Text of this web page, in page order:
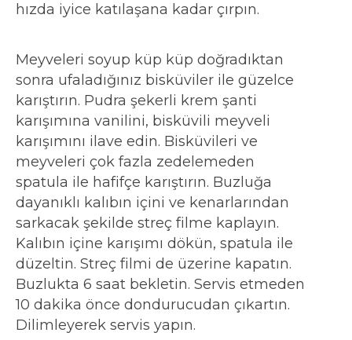
hızda iyice katılaşana kadar çırpın.
Meyveleri soyup küp küp doğradıktan
sonra ufaladığınız bisküviler ile güzelce
karıştırın. Pudra şekerli krem şanti
karışımına vanilini, bisküvili meyveli
karışımını ilave edin. Bisküvileri ve
meyveleri çok fazla zedelemeden
spatula ile hafifçe karıştırın. Buzluğa
dayanıklı kalıbın içini ve kenarlarından
sarkacak şekilde streç filme kaplayın.
Kalıbın içine karışımı dökün, spatula ile
düzeltin. Streç filmi de üzerine kapatın.
Buzlukta 6 saat bekletin. Servis etmeden
10 dakika önce dondurucudan çıkartın.
Dilimleyerek servis yapın.